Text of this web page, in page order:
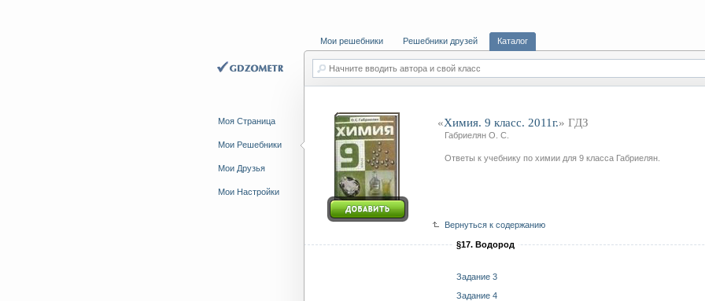
Моя Страница
Мои Решебники
Мои Друзья
Мои Настройки
Мои решебники Решебники друзей Каталог
Начните вводить автора и свой класс
«Химия. 9 класс. 2011г.» ГДЗ
Габриелян О. С.
Ответы к учебнику по химии для 9 класса Габриелян.
Вернуться к содержанию
§17. Водород
Задание 3
Задание 4